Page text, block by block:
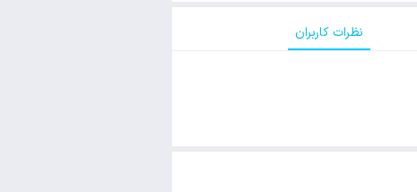
نظرات کاربران